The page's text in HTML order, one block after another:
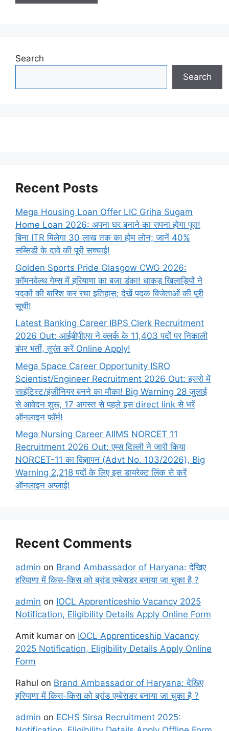
Search
Search
Recent Posts
Mega Housing Loan Offer LIC Griha Sugam
Home Loan 2026: अपना घर बनाने का सपना होगा पूरा!
बिना ITR मिलेगा 30 लाख तक का होम लोन; जानें 40%
सब्सिडी के दावे की पूरी सच्चाई!
Golden Sports Pride Glasgow CWG 2026:
कॉमनवेल्थ गेम्स में हरियाणा का बजा डंका! धाकड़ खिलाड़ियों ने
पदकों की बारिश कर रचा इतिहास; देखें पदक विजेताओं की पूरी
सूची!
Latest Banking Career IBPS Clerk Recruitment
2026 Out: आईबीपीएस ने क्लर्क के 11,403 पदों पर निकाली
बंपर भर्ती, तुरंत करें Online Apply!
Mega Space Career Opportunity ISRO
Scientist/Engineer Recruitment 2026 Out: इसरो में
साइंटिस्ट/इंजीनियर बनने का मौका! Big Warning 28 जुलाई
से आवेदन शुरू, 17 अगस्त से पहले इस direct link से भरें
ऑनलाइन फॉर्म!
Mega Nursing Career AIIMS NORCET 11
Recruitment 2026 Out: एम्स दिल्ली ने जारी किया
NORCET-11 का विज्ञापन (Advt No. 103/2026), Big
Warning 2,218 पदों के लिए इस डायरेक्ट लिंक से करें
ऑनलाइन अप्लाई!
Recent Comments
admin on Brand Ambassador of Haryana: देखिए
हरियाणा में किस-किस को ब्रांड एम्बेसडर बनाया जा चुका है ?
admin on IOCL Apprenticeship Vacancy 2025
Notification, Eligibility Details Apply Online Form
Amit kumar on IOCL Apprenticeship Vacancy
2025 Notification, Eligibility Details Apply Online
Form
Rahul on Brand Ambassador of Haryana: देखिए
हरियाणा में किस-किस को ब्रांड एम्बेसडर बनाया जा चुका है ?
admin on ECHS Sirsa Recruitment 2025: